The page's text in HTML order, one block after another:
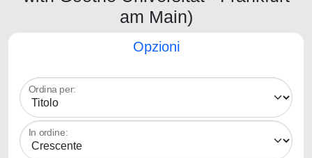
am Main)
Opzioni
Ordina per:
In ordine: